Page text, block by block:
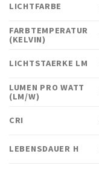
LICHTFARBE
FARBTEMPERATUR
(KELVIN)
LICHTSTAERKE LM
LUMEN PRO WATT
(LM/W)
CRI
LEBENSDAUER H